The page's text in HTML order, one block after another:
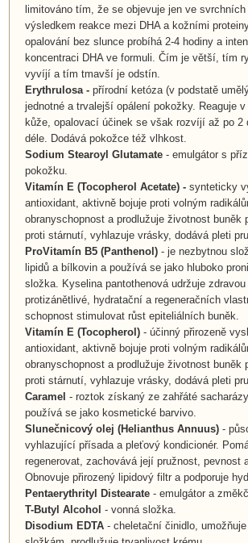
limitováno tím, že se objevuje jen ve
výsledkem reakce mezi DHA a kožními
opalování bez slunce probíhá 2-4 hodiny a
koncentraci DHA ve formuli. Čím je větší, tím
vyvíjí a tím tmavší je odstín.
Erythrulosa - přírodní ketóza (v podstatě
jednotné a trvalejší opálení pokožky. Reaguje
kůže, opalovací účinek se však rozvíjí až po 2
déle. Dodává pokožce též vlhkost.
Sodium Stearoyl Glutamate- emulgátor s
pokožku.
Vitamín E (Tocopherol Acetate) - synteticky
antioxidant, aktivně bojuje proti volným
obranyschopnost a prodlužuje životnost buněk
proti stárnutí, vyhlazuje vrásky, dodává pleti
ProVitamín B5 (Panthenol)- je nezbytnou
lipidů a bílkovin a používá se jako hluboko
složka. Kyselina pantothenová udržuje
protizánětlivé, hydratační a regeneračních
schopnost stimulovat růst epiteliálních buněk.
Vitamín E (Tocopherol) - účinný přirozeně
antioxidant, aktivně bojuje proti volným
obranyschopnost a prodlužuje životnost buněk
proti stárnutí, vyhlazuje vrásky, dodává pleti
Caramel - roztok získaný ze zahřáté
používá se jako kosmetické barvivo.
Slunečnicový olej (Helianthus Annuus)-
vyhlazující přísada a pleťový kondicionér.
regenerovat, zachovává její pružnost, pevnost
Obnovuje přirozený lipidový filtr a podporuje
Pentaerythrityl Distearate - emulgátor a
T-Butyl Alcohol - vonná složka.
Disodium EDTA- cheletační činidlo, umožňuje